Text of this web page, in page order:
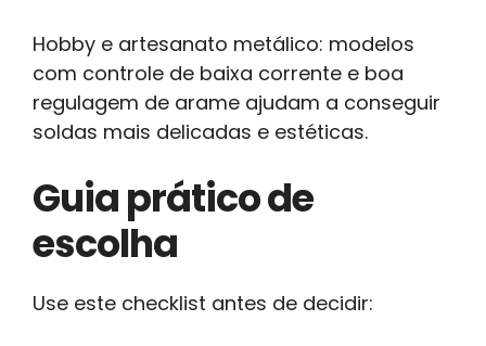
Hobby e artesanato metálico: modelos
com controle de baixa corrente e boa
regulagem de arame ajudam a conseguir
soldas mais delicadas e estéticas.
Guia prático de
escolha
Use este checklist antes de decidir: